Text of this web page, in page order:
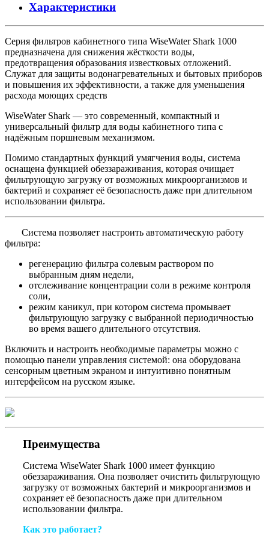
Характеристики
Серия фильтров кабинетного типа WiseWater Shark 1000
предназначена для снижения жёсткости воды,
предотвращения образования известковых отложений.
Служат для защиты водонагревательных и бытовых приборов
и повышения их эффективности, а также для уменьшения
расхода моющих средств
WiseWater Shark — это современный, компактный и
универсальный фильтр для воды кабинетного типа с
надёжным поршневым механизмом.
Помимо стандартных функций умягчения воды, система
оснащена функцией обеззараживания, которая очищает
фильтрующую загрузку от возможных микроорганизмов и
бактерий и сохраняет её безопасность даже при длительном
использовании фильтра.
Система позволяет настроить автоматическую работу
фильтра:
регенерацию фильтра солевым раствором по
выбранным дням недели,
отслеживание концентрации соли в режиме контроля
соли,
режим каникул, при котором система промывает
фильтрующую загрузку с выбранной периодичностью
во время вашего длительного отсутствия.
Включить и настроить необходимые параметры можно с
помощью панели управления системой: она оборудована
сенсорным цветным экраном и интуитивно понятным
интерфейсом на русском языке.
Преимущества
Система WiseWater Shark 1000 имеет функцию
обеззараживания. Она позволяет очистить фильтрующую
загрузку от возможных бактерий и микроорганизмов и
сохраняет её безопасность даже при длительном
использовании фильтра.
Как это работает?